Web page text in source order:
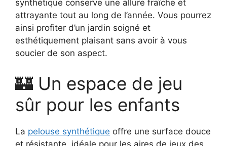
synthétique conserve une allure fraîche et
attrayante tout au long de l’année. Vous pourrez
ainsi profiter d’un jardin soigné et
esthétiquement plaisant sans avoir à vous
soucier de son aspect.
🏰 Un espace de jeu
sûr pour les enfants
La pelouse synthétique offre une surface douce
et résistante, idéale pour les aires de jeux des